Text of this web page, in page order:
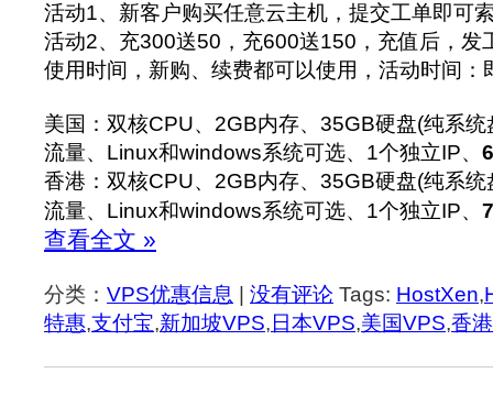
活动1、新客户购买任意云主机，提交工单即可
活动2、充300送50，充600送150，充值后，发
使用时间，新购、续费都可以使用，活动时间：
美国：双核CPU、2GB内存、35GB硬盘(纯系
流量、Linux和windows系统可选、1个独立IP、
香港：双核CPU、2GB内存、35GB硬盘(纯系
流量、Linux和windows系统可选、1个独立IP、
查看全文 »
分类： VPS优惠信息 | 没有评论 Tags: HostXen,
特惠,支付宝,新加坡VPS,日本VPS,美国VPS,香